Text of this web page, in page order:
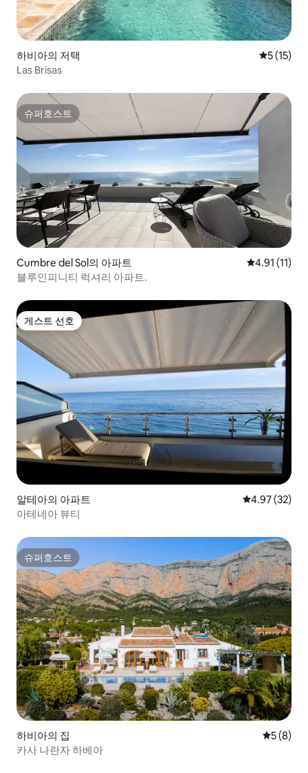
하비아의 저택 평점 5점
5 (15)
Las Brisas
슈퍼호스트
슈퍼호스트
Cumbre del Sol의 아파트 평점 4.91점
4.91 (11)
블루인피니티 럭셔리 아파트.
게스트 선호
게스트 선호
알테아의 아파트 평점 4.97점(5
4.97 (32)
아테네아 뷰티
슈퍼호스트
슈퍼호스트
하비아의 집 평점 5점
5 (8)
카사 나란자 하베아